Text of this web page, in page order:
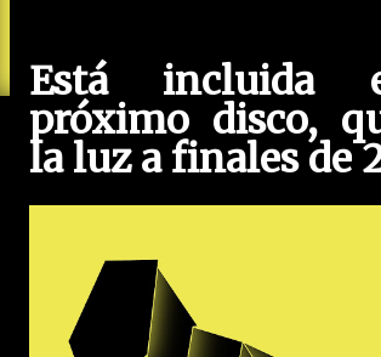
Está incluida
próximo disco,
la luz a finales de